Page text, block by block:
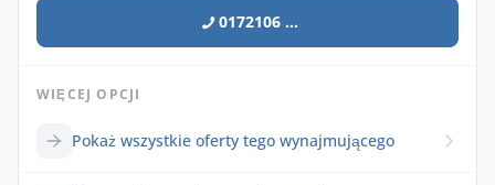
0172106 ...
WIĘCEJ OPCJI
Pokaż wszystkie oferty tego wynajmującego